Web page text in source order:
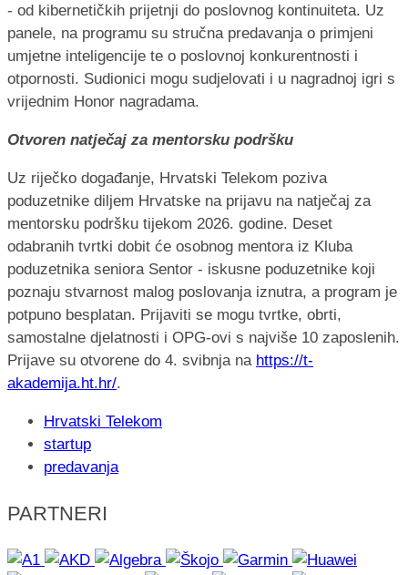
- od kibernetičkih prijetnji do poslovnog kontinuiteta. Uz
panele, na programu su stručna predavanja o primjeni
umjetne inteligencije te o poslovnoj konkurentnosti i
otpornosti. Sudionici mogu sudjelovati i u nagradnoj igri s
vrijednim Honor nagradama.
Otvoren natječaj za mentorsku podršku
Uz riječko događanje, Hrvatski Telekom poziva
poduzetnike diljem Hrvatske na prijavu na natječaj za
mentorsku podršku tijekom 2026. godine. Deset
odabranih tvrtki dobit će osobnog mentora iz Kluba
poduzetnika seniora Sentor - iskusne poduzetnike koji
poznaju stvarnost malog poslovanja iznutra, a program je
potpuno besplatan. Prijaviti se mogu tvrtke, obrti,
samostalne djelatnosti i OPG-ovi s najviše 10 zaposlenih.
Prijave su otvorene do 4. svibnja na https://t-
akademija.ht.hr/.
Hrvatski Telekom
startup
predavanja
PARTNERI